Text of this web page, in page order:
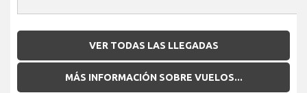
VER TODAS LAS LLEGADAS
MÁS INFORMACIÓN SOBRE VUELOS...